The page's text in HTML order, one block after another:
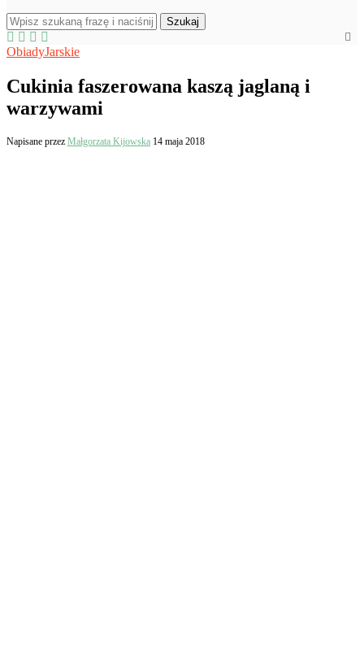
Szukaj
ObiadyJarskie
Cukinia faszerowana kaszą jaglaną i
warzywami
Napisane przez Małgorzata Kijowska 14 maja 2018